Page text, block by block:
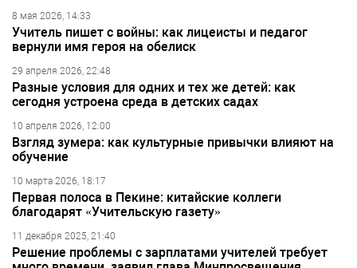
8 мая 2026, 14:33
Учитель пишет с войны: как лицеисты и педагог
вернули имя героя на обелиск
29 апреля 2026, 22:48
Разные условия для одних и тех же детей: как
сегодня устроена среда в детских садах
10 апреля 2026, 12:00
Взгляд зумера: как культурные привычки влияют на
обучение
10 марта 2026, 18:17
Первая полоса в Пекине: китайские коллеги
благодарят «Учительскую газету»
11 декабря 2025, 21:40
Решение проблемы с зарплатами учителей требует